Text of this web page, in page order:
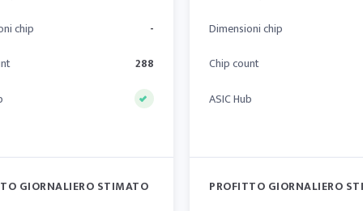
chip
-
288
GIORNALIERO STIMATO
Dimensioni chip
Chip count
ASIC Hub
PROFITTO GIORNALIERO